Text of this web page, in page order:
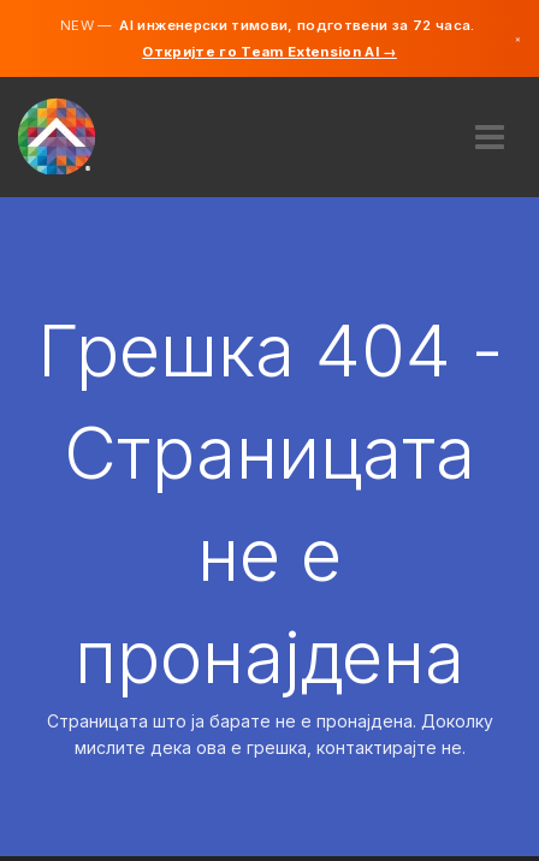
NEW —AI инженерски тимови, подготвени за 72 часа.
Откријте го Team Extension AI →
×
АНГАЖИРАЈ
Грешка 404 -
Страницата
не е
пронајдена
Страницата што ја барате не е пронајдена. Доколку
мислите дека ова е грешка, контактирајте не.